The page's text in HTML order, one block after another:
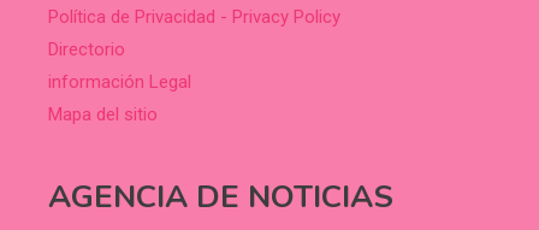
Política de Privacidad - Privacy Policy
Directorio
información Legal
Mapa del sitio
AGENCIA DE NOTICIAS